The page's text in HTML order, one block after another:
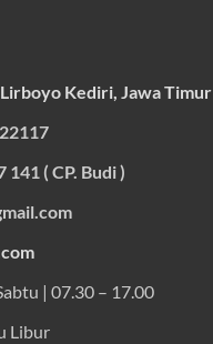
Kediri, Jawa Timur
141 ( CP. Budi )
| 07.30 – 17.00
Libur